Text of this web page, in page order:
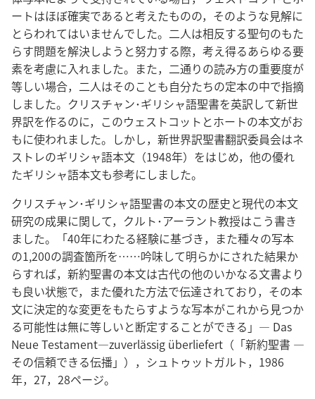
ートはほぼ確実であると考えたものの，そのような見解に
とらわれてはいませんでした。二人は相反する聖句のもた
らす問題を解決しようと努力する際，考え得るあらゆる要
素を考慮に入れました。また，二通りの読み方の重要度が
等しい場合，二人はそのことも自分たちの定本の中で指摘
しました。クリスチャン･ギリシャ語聖書を英訳して新世
界訳を作るのに，このウェストコットとホートの本文がお
もに使われました。しかし，新世界訳聖書翻訳委員会はネ
ストレのギリシャ語本文（1948年）をはじめ，他の優れ
たギリシャ語本文も参考にしました。
クリスチャン･ギリシャ語聖書の本文の歴史と現代の本文
研究の成果に関して，クルト･アーラント教授はこう書き
ました。「40年にわたる経験に基づき，また種々の写本
の1,200の調査箇所を……吟味して明らかにされた結果か
らすれば，新約聖書の本文は古代の他のいかなる文書より
も良い状態で，また優れた方法で伝達されており，その本
文に決定的な変更をもたらすような写本がこれから見つか
る可能性は無に等しいと断定することができる」― Das
Neue Testament—zuverlässig überliefert（「新約聖書 ―
その信頼できる伝播」），シュトゥットガルト，1986
年，27，28ページ。